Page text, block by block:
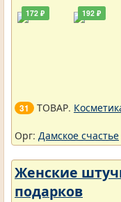
172 ₽ 192 ₽
31 ТОВАР.
Орг: Дамское счастье
Женские
подарков